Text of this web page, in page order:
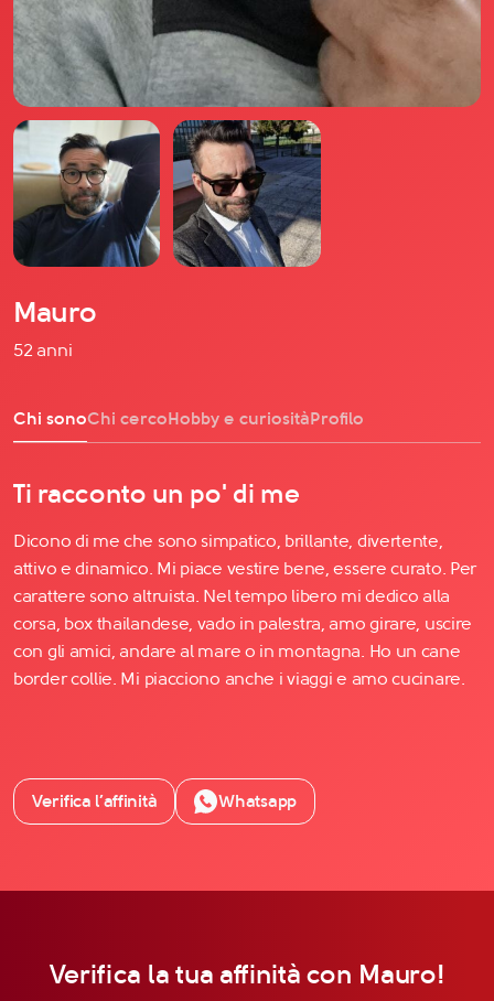
Facebook
YouTube
Instagram
TikTok
Mauro
52 anni
Chi sonoChi cercoHobby e curiositàProfilo
Ti racconto un po' di me
Dicono di me che sono simpatico, brillante, divertente,
attivo e dinamico. Mi piace vestire bene, essere curato. Per
carattere sono altruista. Nel tempo libero mi dedico alla
corsa, box thailandese, vado in palestra, amo girare, uscire
con gli amici, andare al mare o in montagna. Ho un cane
border collie. Mi piacciono anche i viaggi e amo cucinare.
Verifica l’affinità Whatsapp
Verifica la tua affinità con Mauro!